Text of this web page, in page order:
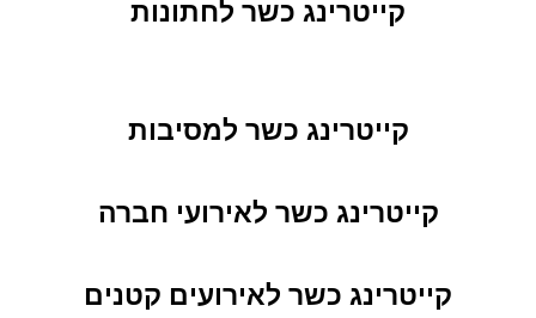
קייטרינג כשר לחתונות
קייטרינג כשר למסיבות
קייטרינג כשר לאירועי חברה
קייטרינג כשר לאירועים קטנים